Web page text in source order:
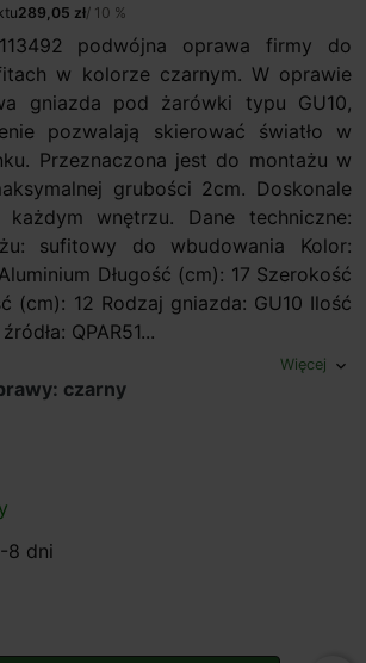
289,05 zł/ 10 %
podwójna oprawa firmy do
w kolorze czarnym. W oprawie
gniazda pod żarówki typu GU10,
pozwalają skierować światło w
Przeznaczona jest do montażu w
grubości 2cm. Doskonale
wnętrzu. Dane techniczne:
sufitowy do wbudowania Kolor:
Długość (cm): 17 Szerokość
(cm): 12 Rodzaj gniazda: GU10 Ilość
QPAR51...
Więcej expand_more
czarny
8 dni